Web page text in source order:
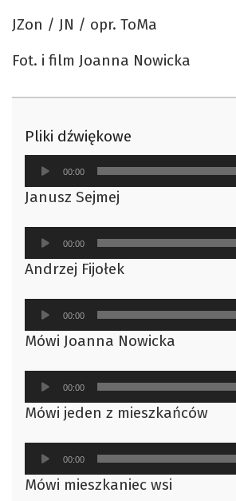
JZon / JN / opr. ToMa
Fot. i film Joanna Nowicka
Pliki dźwiękowe
Odtwarzacz
plików
dźwiękowych
00:00
Janusz Sejmej
Odtwarzacz
plików
dźwiękowych
00:00
Andrzej Fijołek
Odtwarzacz
plików
dźwiękowych
00:00
Mówi Joanna Nowicka
Odtwarzacz
plików
dźwiękowych
00:00
Mówi jeden z mieszkańców
Odtwarzacz
plików
dźwiękowych
00:00
Mówi mieszkaniec wsi